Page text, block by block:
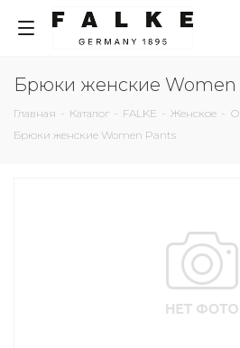
Брюки женские Women
Главная - Каталог - FALKE - Женское -
Брюки женские Women Pants